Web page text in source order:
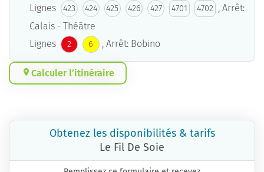
Lignes
423 424 425 426 427 4701 4702 , Arrêt:
Calais - Théâtre
Lignes
2 6 , Arrêt: Bobino
Calculer l’itinéraire
Obtenez les disponibilités & tarifs
Le Fil De Soie